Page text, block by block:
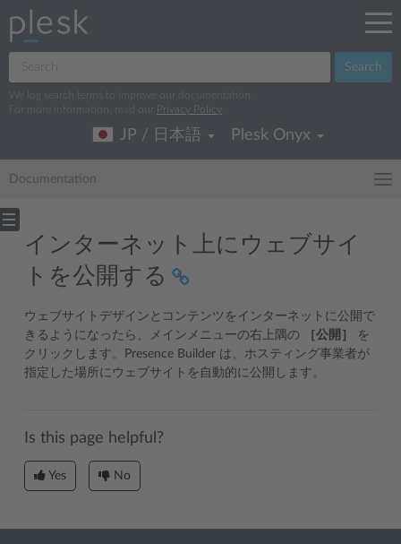
Search
We log search terms to improve our documentation.
For more information, read our
Privacy Policy
JP / 日本語 Plesk Onyx
Documentation
インターネット上にウェブサイ
トを公開する
ウェブサイトデザインとコンテンツをインターネットに公開で
きるようになったら、メインメニューの右上隅の
［公開］
を
クリックします。Presence Builder は、ホスティング事業者が
指定した場所にウェブサイトを自動的に公開します。
Is this page helpful?
Yes No